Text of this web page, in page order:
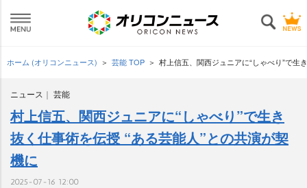
ホーム (オリコンニュース) 芸能 TOP 村上信五、関西ジュニアに“しゃべり”で生
ニュース 芸能
村上信五、関西ジュニアに“しゃべり”で生き
抜く仕事術を伝授 “ある芸能人”との共演が契
機に
2025-07-16 12:00